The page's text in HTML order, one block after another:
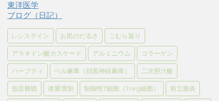
東洋医学
ブログ（日記）
L-システイン お尻のだるさ こむら返り
アラキドン酸カスケード アルミニウム コラーゲン
ハーブティ ベル麻痺（顔面神経麻痺） 二次胆汁酸
低音難聴 体重増加 制御性T細胞（Treg細胞） 前立腺炎